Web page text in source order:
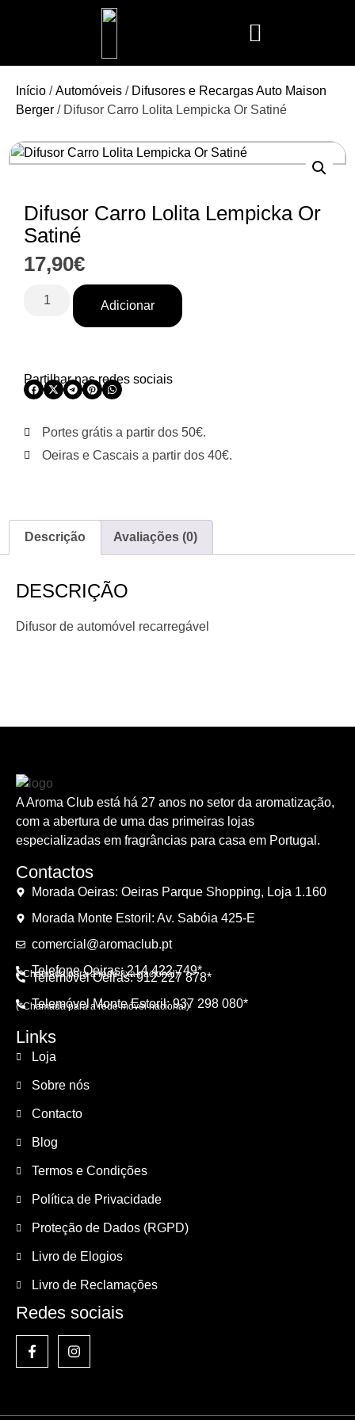
Início /Automóveis / Difusores e Recargas Auto Maison
Berger / Difusor Carro Lolita Lempicka Or Satiné
Difusor Carro Lolita Lempicka Or
Satiné
17,90€
Adicionar
Partilhar nas redes sociais
Portes grátis a partir dos 50€.
Oeiras e Cascais a partir dos 40€.
Descrição Avaliações (0)
DESCRIÇÃO
Difusor de automóvel recarregável
A Aroma Club está há 27 anos no setor da aromatização,
com a abertura de uma das primeiras lojas
especializadas em fragrâncias para casa em Portugal.
Contactos
Morada Oeiras: Oeiras Parque Shopping, Loja 1.160
Morada Monte Estoril: Av. Sabóia 425-E
comercial@aromaclub.pt
Telefone Oeiras: 214 422 749*
(*Chamada para a rede fixa nacional)
Telemóvel Oeiras: 912 227 878*
Telemóvel Monte Estoril: 937 298 080*
(*Chamada para a rede móvel nacional)
Links
Loja
Sobre nós
Contacto
Blog
Termos e Condições
Política de Privacidade
Proteção de Dados (RGPD)
Livro de Elogios
Livro de Reclamações
Redes sociais